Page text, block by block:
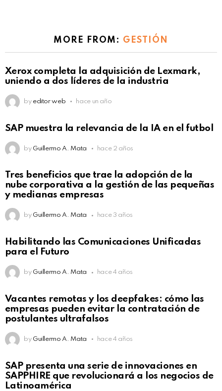
MORE FROM: GESTIÓN
Xerox completa la adquisición de Lexmark,
uniendo a dos líderes de la industria
by editor web hace un año
SAP muestra la relevancia de la IA en el futbol
by Guillermo A. Mata hace 2 años
Tres beneficios que trae la adopción de la
nube corporativa a la gestión de las pequeñas
y medianas empresas
by Guillermo A. Mata hace 3 años
Habilitando las Comunicaciones Unificadas
para el Futuro
by Guillermo A. Mata hace 4 años
Vacantes remotas y los deepfakes: cómo las
empresas pueden evitar la contratación de
postulantes ultrafalsos
by Guillermo A. Mata hace 4 años
SAP presenta una serie de innovaciones en
SAPPHIRE que revolucionará a los negocios de
Latinoamérica